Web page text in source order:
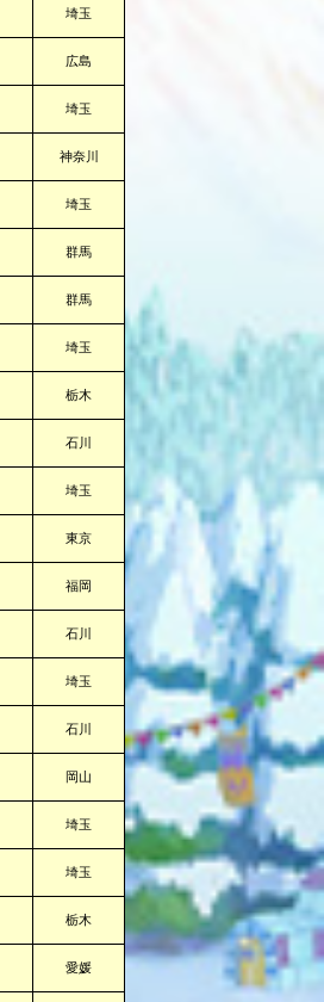
埼玉
広島
埼玉
神奈川
埼玉
群馬
群馬
埼玉
栃木
石川
埼玉
東京
福岡
石川
埼玉
石川
岡山
埼玉
埼玉
栃木
愛媛